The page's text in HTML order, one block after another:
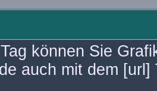
können Sie
auch mit dem